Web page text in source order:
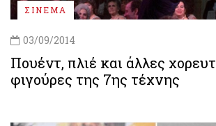
ΣΙΝΕΜΑ
03/09/2014
Πουέντ, πλιέ και άλλες
φιγούρες της 7ης τέχνης